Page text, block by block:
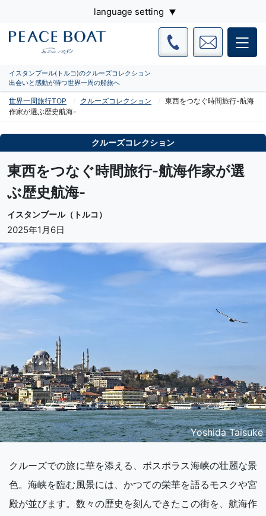
language setting
イスタンブール(トルコ)のクルーズコレクション
出会いと感動が待つ世界一周の船旅へ
世界一周旅行TOP クルーズコレクション
東西をつなぐ時間旅行-航海
作家が選ぶ歴史航海-
クルーズコレクション
東西をつなぐ時間旅行-航海作家が選
ぶ歴史航海-
イスタンブール（トルコ）
2025年1月6日
Yoshida Taisuke
クルーズでの旅に華を添える、ボスポラス海峡の壮麗な景
色。海峡を臨む風景には、かつての栄華を語るモスクや宮
殿が並びます。数々の歴史を刻んできたこの街を、航海作